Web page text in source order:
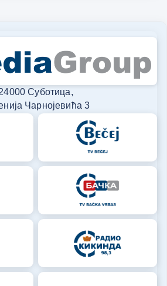
Суботица,
Чарнојевића 3